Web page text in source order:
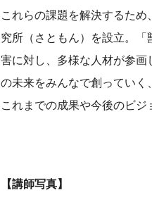
これらの課題を解決するた
究所（さともん）を設立。
害に対し、多様な人材が参
の未来をみんなで創っていく
これまでの成果や今後のビジ
【講師写真】